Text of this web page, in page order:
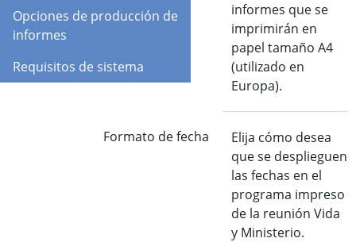
Opciones de producción de
informes
Requisitos de sistema
informes que se
imprimirán en
papel tamaño A4
(utilizado en
Europa).
Formato de fecha
Elija cómo desea
que se desplieguen
las fechas en el
programa impreso
de la reunión Vida
y Ministerio.